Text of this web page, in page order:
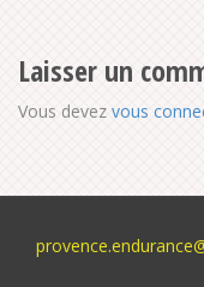
Laisser un
Vous devez vous